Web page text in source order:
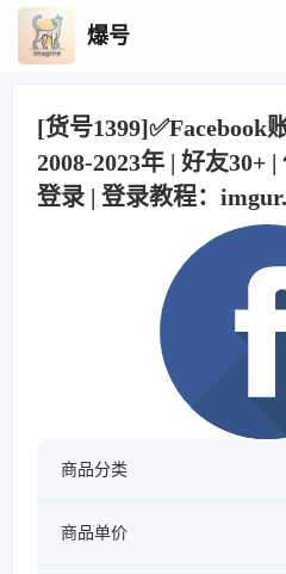
爆号
[货号1399]✅Facebook
2008-2023年 | 好友30+
登录 | 登录教程：
商品分类
商品单价